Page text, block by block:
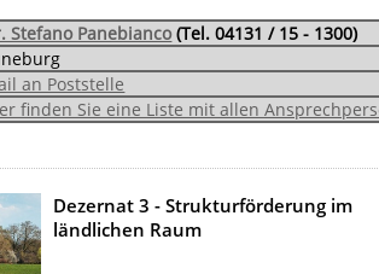
Stefano Panebianco (Tel. 04131 / 15 - 1300)
an Poststelle
finden Sie eine Liste mit allen
Dezernat 3 - Strukturförderung im
ländlichen Raum